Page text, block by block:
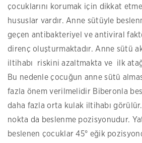
çocuklarını korumak için dikkat
hususlar vardır. Anne sütüyle
geçen antibakteriyel ve antiviral
direnç oluşturmaktadır. Anne sütü
iltihabı riskini azaltmakta ve ilk
Bu nedenle çocuğun anne sütü
fazla önem verilmelidir Biberonla
daha fazla orta kulak iltihabı
nokta da beslenme pozisyonudur.
beslenen çocuklar 45° eğik